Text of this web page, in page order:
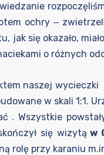
ochry ‒
jak się okazało,
o różnych
naszej wycieczki
w skali 1:1.
. Wszystkie
się wizytą w
rolę przy karaniu